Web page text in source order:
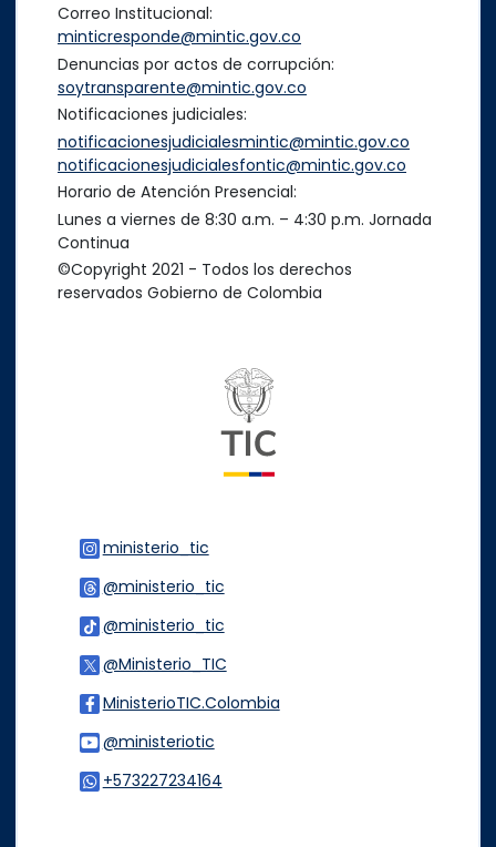
Correo Institucional:
minticresponde@mintic.gov.co
Denuncias por actos de corrupción:
soytransparente@mintic.gov.co
Notificaciones judiciales:
notificacionesjudicialesmintic@mintic.gov.co
notificacionesjudicialesfontic@mintic.gov.co
Horario de Atención Presencial:
Lunes a viernes de 8:30 a.m. – 4:30 p.m. Jornada
Continua
©Copyright 2021 - Todos los derechos
reservados Gobierno de Colombia
ministerio_tic
@ministerio_tic
@ministerio_tic
@Ministerio_TIC
MinisterioTIC.Colombia
@ministeriotic
+573227234164